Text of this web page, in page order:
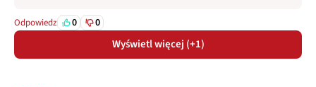
Odpowiedz 0 0
Wyświetl więcej (+1)